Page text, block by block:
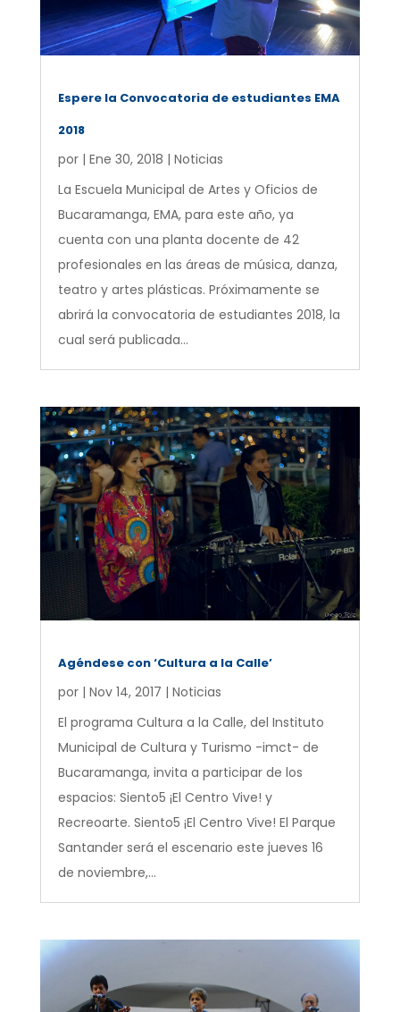
Espere la Convocatoria de estudiantes EMA
2018
por | Ene 30, 2018 | Noticias
La Escuela Municipal de Artes y Oficios de
Bucaramanga, EMA, para este año, ya
cuenta con una planta docente de 42
profesionales en las áreas de música, danza,
teatro y artes plásticas. Próximamente se
abrirá la convocatoria de estudiantes 2018, la
cual será publicada...
Agéndese con ‘Cultura a la Calle’
por | Nov 14, 2017 | Noticias
El programa Cultura a la Calle, del Instituto
Municipal de Cultura y Turismo -imct- de
Bucaramanga, invita a participar de los
espacios: Siento5 ¡El Centro Vive! y
Recreoarte. Siento5 ¡El Centro Vive! El Parque
Santander será el escenario este jueves 16
de noviembre,...